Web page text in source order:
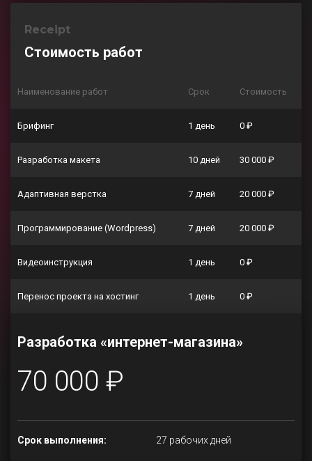
Receipt
Стоимость работ
Наименование работ Срок Стоимость
Брифинг 1 день 0 ₽
Разработка макета 10 дней 30 000 ₽
Адаптивная верстка 7 дней 20 000 ₽
Программирование (Wordpress) 7 дней 20 000 ₽
Видеоинструкция 1 день 0 ₽
Перенос проекта на хостинг 1 день 0 ₽
Разработка «интернет-магазина»
70 000 ₽
Срок выполнения: 27 рабочих дней